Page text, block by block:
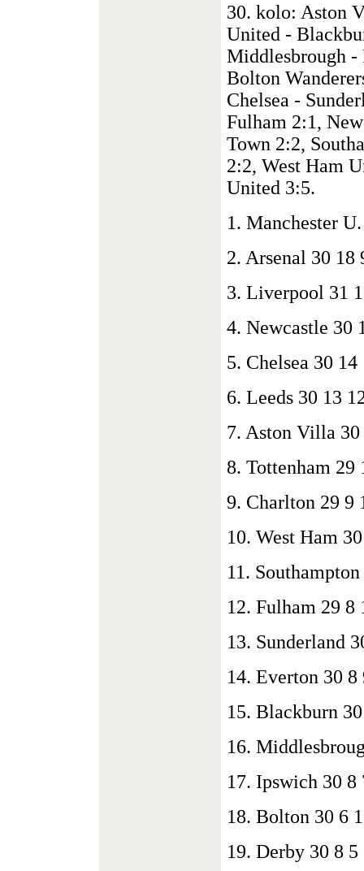
30. kolo: Aston
United -
Middlesbrough
Bolton
Chelsea -
Fulham 2:1,
Town 2:2,
2:2, West Ham
United 3:5.
1. Manchester
2. Arsenal 30 18
3. Liverpool 31
4. Newcastle 30
5. Chelsea 30
6. Leeds 30 13
7. Aston Villa 30
8. Tottenham 29
9. Charlton 29 9
10. West Ham
11.
12. Fulham 29 8
13. Sunderland
14. Everton 30 8
15. Blackburn
16.
17. Ipswich 30 8
18. Bolton 30 6
19. Derby 30 8